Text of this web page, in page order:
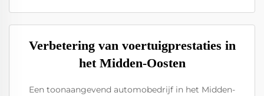
Verbetering van voertuigprestaties in
het Midden-Oosten
Een toonaangevend automobedrijf in het Midden-